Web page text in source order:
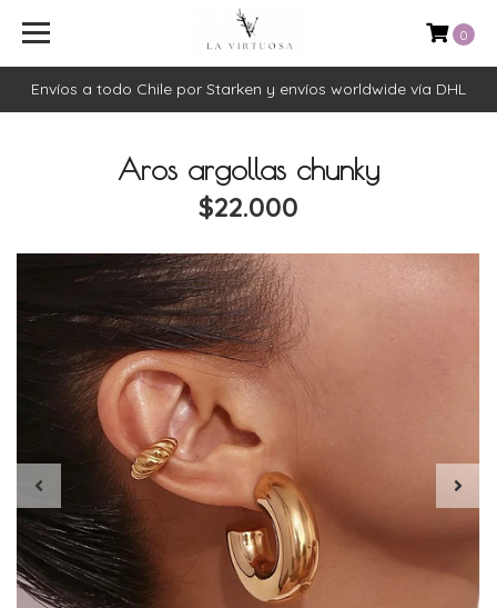
Envíos a todo Chile por Starken y envíos worldwide vía DHL
0
Aros argollas chunky
$22.000